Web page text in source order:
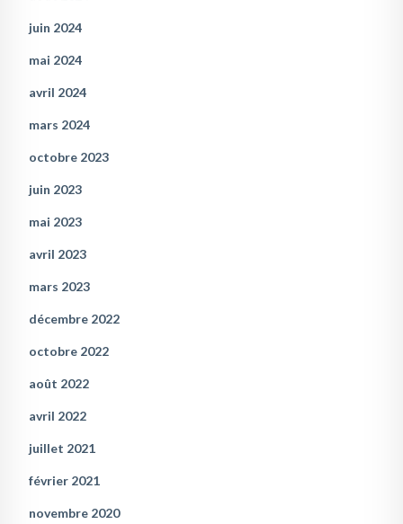
juin 2024
mai 2024
avril 2024
mars 2024
octobre 2023
juin 2023
mai 2023
avril 2023
mars 2023
décembre 2022
octobre 2022
août 2022
avril 2022
juillet 2021
février 2021
novembre 2020